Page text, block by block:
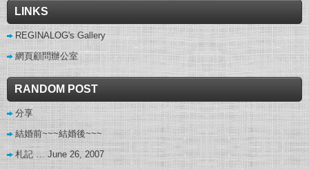
LINKS
REGINALOG's Gallery
網頁顧問辦公室
RANDOM POST
分享
結婚前~~~結婚後~~~
札記 … June 26, 2007